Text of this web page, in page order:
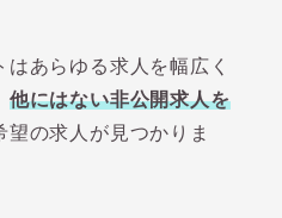
あらゆる求人を幅広く
他にはない非公開求人を
望の求人が見つかりま